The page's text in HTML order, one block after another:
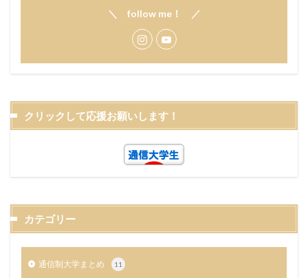
＼ follow me！ ／
クリックして応援お願いします！
カテゴリー
通信制大学まとめ 11